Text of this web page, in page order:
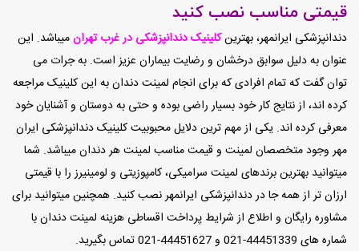
قیمتی مناسب نصب کنید
دندانپزشکی ایرانمهر، بهترینکلینیک دندانپزشکی در غرب تهرانمیباشد. این
عنوان به دلیل سوابق درخشان و رضایت بیماران عزیز است. به جرات می
توان گفت که تمام افرادی که برای انجام لمینت دندان به این کلینیک مراجعه
کرده اند، از نتایج کار خود بسیار راضی بوده و حتی به دوستان و آشنایان خود
معرفی کرده اند. یکی از مهم ترین دلایل محبوبیت کلینیک دندانپزشکی ایران
مهر وجود متخصصان لمینت و قیمت مناسب لمینت هر دندان میباشد. شما
میتوانید بهترین برندهای لمینت سرامیکی، کامپوزیتی و لومینیرز را با قیمتی
ارزان تر از همه جا در دندانپزشکی ایرانمهر نصب کنید. همچنین میتوانید برای
مشاوره رایگان و اطلاع از شرایط پرداخت اقساطی هزینه لمینت دندان با
شماره های 44451339-021 و 44451627-021 تماس بگیرید.